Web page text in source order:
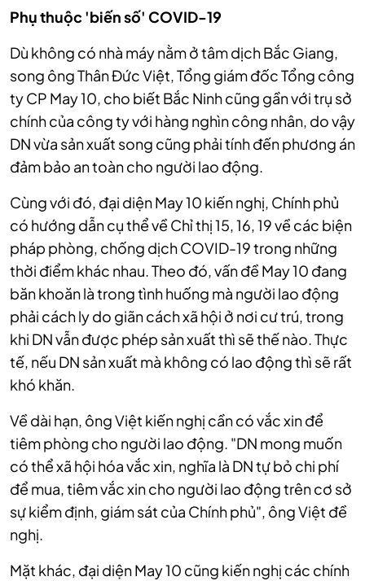
Phụ thuộc 'biến số' COVID-19
Dù không có nhà máy nằm ở tâm dịch Bắc Giang,
song ông Thân Đức Việt, Tổng giám đốc Tổng công
ty CP May 10, cho biết Bắc Ninh cũng gần với trụ sở
chính của công ty với hàng nghìn công nhân, do vậy
DN vừa sản xuất song cũng phải tính đến phương án
đảm bảo an toàn cho người lao động.
Cùng với đó, đại diện May 10 kiến nghị, Chính phủ
có hướng dẫn cụ thể về Chỉ thị 15, 16, 19 về các biện
pháp phòng, chống dịch COVID-19 trong những
thời điểm khác nhau. Theo đó, vấn đề May 10 đang
băn khoăn là trong tình huống mà người lao động
phải cách ly do giãn cách xã hội ở nơi cư trú, trong
khi DN vẫn được phép sản xuất thì sẽ thế nào. Thực
tế, nếu DN sản xuất mà không có lao động thì sẽ rất
khó khăn.
Về dài hạn, ông Việt kiến nghị cần có vắc xin để
tiêm phòng cho người lao động. "DN mong muốn
có thể xã hội hóa vắc xin, nghĩa là DN tự bỏ chi phí
để mua, tiêm vắc xin cho người lao động trên cơ sở
sự kiểm định, giám sát của Chính phủ", ông Việt đề
nghị.
Mặt khác, đại diện May 10 cũng kiến nghị các chính